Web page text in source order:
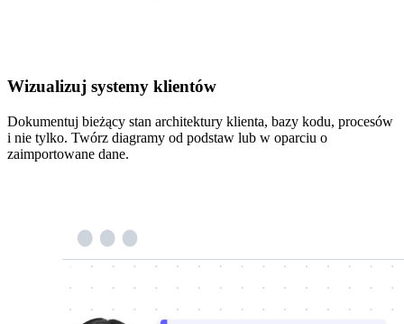
Wizualizuj systemy klientów
Dokumentuj bieżący stan architektury klienta, bazy kodu, procesów
i nie tylko. Twórz diagramy od podstaw lub w oparciu o
zaimportowane dane.